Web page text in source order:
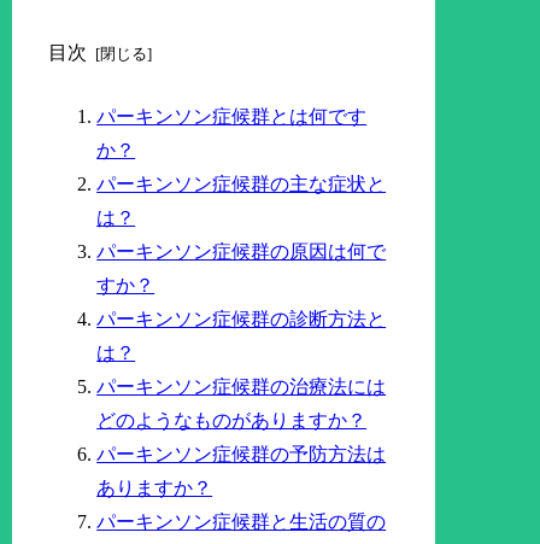
目次
パーキンソン症候群とは何です
か？
パーキンソン症候群の主な症状と
は？
パーキンソン症候群の原因は何で
すか？
パーキンソン症候群の診断方法と
は？
パーキンソン症候群の治療法には
どのようなものがありますか？
パーキンソン症候群の予防方法は
ありますか？
パーキンソン症候群と生活の質の